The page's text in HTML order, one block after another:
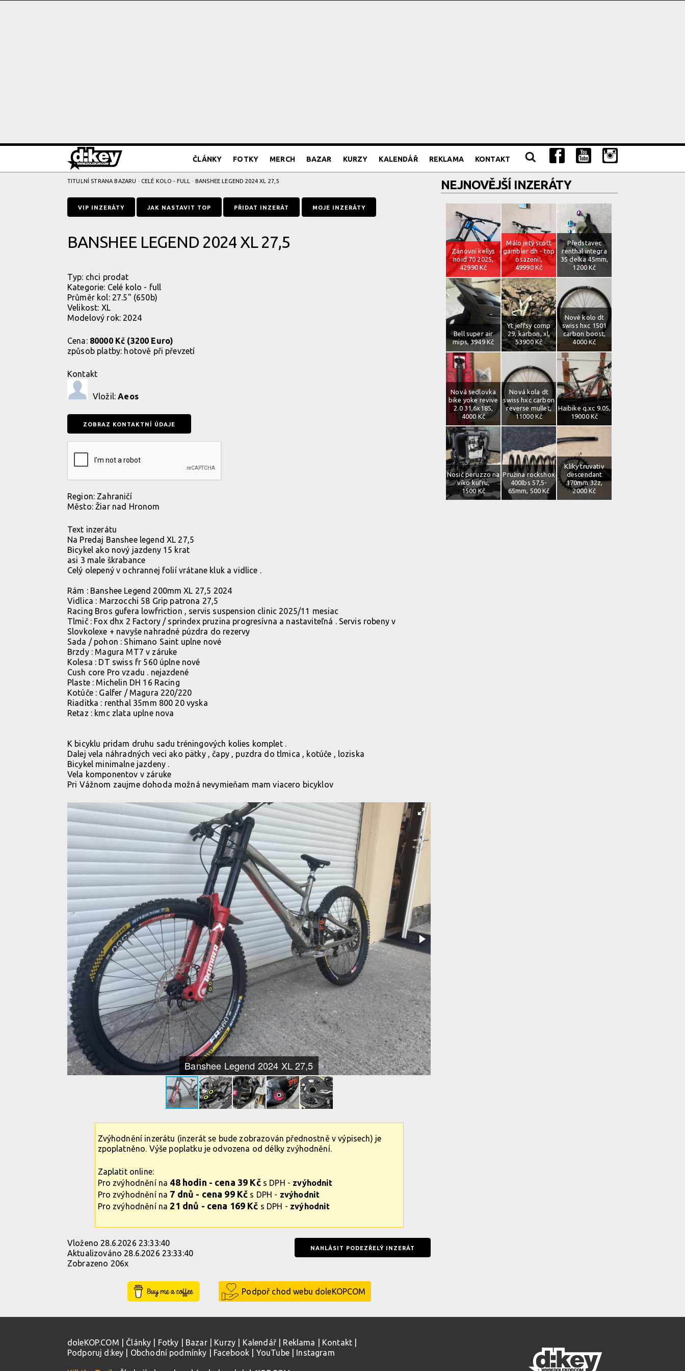
ČLÁNKY FOTKY MERCH BAZAR KURZY KALENDÁŘ REKLAMA KONTAKT
TITULNÍ STRANA BAZARU · CELÉ KOLO - FULL · BANSHEE LEGEND 2024 XL 27,5
VIP INZERÁTY JAK NASTAVIT TOP PŘIDAT INZERÁT MOJE INZERÁTY
BANSHEE LEGEND 2024 XL 27,5
Typ: chci prodat
Kategorie: Celé kolo - full
Průměr kol: 27.5" (650b)
Velikost: XL
Modelový rok: 2024
Cena: 80000 Kč (3200 Euro)
způsob platby: hotově při převzetí
Kontakt
Vložil:Aeos
Region: Zahraničí
Město:Žiar nad Hronom
Text inzerátu
Na Predaj Banshee legend XL 27,5
Bicykel ako nový jazdeny 15 krat
asi 3 male škrabance
Celý olepený v ochrannej folií vrátane kluk a vidlice .
Rám : Banshee Legend 200mm XL 27,5 2024
Vidlica : Marzocchi 58 Grip patrona 27,5
Racing Bros gufera lowfriction , servis suspension clinic 2025/11 mesiac
Tlmič : Fox dhx 2 Factory / sprindex pruzina progresívna a nastaviteľná . Servis robeny v
Slovkolexe + navyše nahradné púzdra do rezervy
Sada / pohon : Shimano Saint uplne nové
Brzdy : Magura MT7 v záruke
Kolesa : DT swiss fr 560 úplne nové
Cush core Pro vzadu . nejazdené
Plaste : Michelin DH 16 Racing
Kotúče : Galfer / Magura 220/220
Riaditka : renthal 35mm 800 20 vyska
Retaz : kmc zlata uplne nova
K bicyklu pridam druhu sadu tréningových kolies komplet .
Dalej vela náhradných veci ako pätky , čapy , puzdra do tlmica , kotúče , loziska
Bicykel minimalne jazdeny .
Vela komponentov v záruke
Pri Vážnom zaujme dohoda možná nevymieňam mam viacero bicyklov
Banshee Legend 2024 XL 27,5
Zvýhodnění inzerátu (inzerát se bude zobrazován přednostně v výpisech) je
zpoplatněno. Výše poplatku je odvozena od délky zvýhodnění.
Zaplatit online:
Pro zvýhodnění na 48 hodin - cena 39 Kčs DPH - zvýhodnit
Pro zvýhodnění na 7 dnů - cena 99 Kč s DPH - zvýhodnit
Pro zvýhodnění na21 dnů - cena 169 Kč s DPH - zvýhodnit
NAHLÁSIT PODEZŘELÝ INZERÁT
Vloženo 28.6.2026 23:33:40
Aktualizováno 28.6.2026 23:33:40
Zobrazeno 206x
Buy Me a Coffee Podpoř chod webu doleKOPCOM
NEJNOVĚJŠÍ INZERÁTY
Zánovní kellys
noid 70 2025,
42990 Kč
Málo jetý scott
gambler dh - top
osazení!,
49990 Kč
Představec
renthal integra
35 delka 45mm,
1200 Kč
Bell super air
mips, 3949 Kč
Yt jeffsy comp
29, karbon, xl,
53900 Kč
Nové kolo dt
swiss hxc 1501
carbon boost,
4000 Kč
Nová sedlovka
bike yoke revive
2.0 31,6x185,
4000 Kč
Nová kola dt
swiss hxc carbon
reverse mullet,
11000 Kč
Haibike q.xc 9.05,
19000 Kč
Nosič peruzzo na
víko kufru,
1500 Kč
Pružina rockshox
400lbs 57,5-
65mm, 500 Kč
Kliky truvativ
descendant
170mm 32z,
2000 Kč
doleKOP.COM Články Fotky Bazar| Kurzy Kalendář| Reklama Kontakt
Podporuj d:key
Obchodní podmínky Facebook YouTube| Instagram